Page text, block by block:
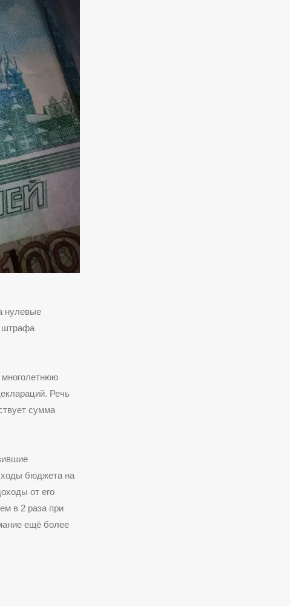
нулевые
штрафа
многолетнюю
Речь
сумма
бюджета на
от его
в 2 раза при
ещё более